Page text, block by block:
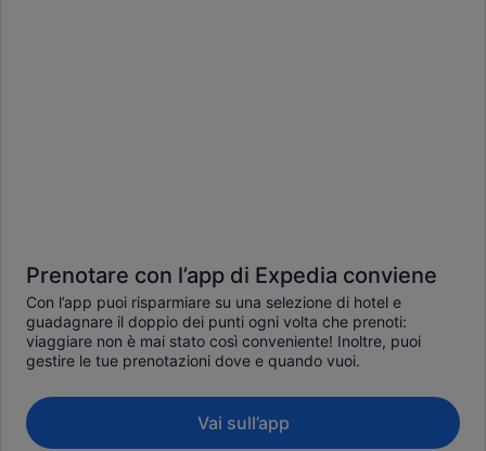
Prenotare con l’app di Expedia conviene
Con l’app puoi risparmiare su una selezione di hotel e
guadagnare il doppio dei punti ogni volta che prenoti:
viaggiare non è mai stato così conveniente! Inoltre, puoi
gestire le tue prenotazioni dove e quando vuoi.
Vai sull’app